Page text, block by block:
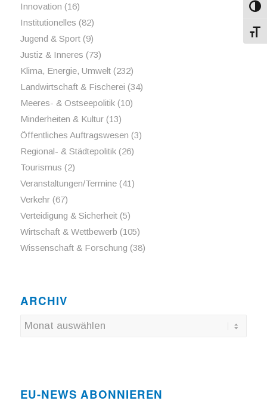
Innovation (16)
Institutionelles (82)
Jugend & Sport(9)
Justiz & Inneres (73)
Klima, Energie, Umwelt(232)
Landwirtschaft & Fischerei (34)
Meeres- & Ostseepolitik(10)
Minderheiten & Kultur(13)
Öffentliches Auftragswesen (3)
Regional- & Städtepolitik(26)
Tourismus (2)
Veranstaltungen/Termine(41)
Verkehr(67)
Verteidigung & Sicherheit(5)
Wirtschaft & Wettbewerb (105)
Wissenschaft & Forschung (38)
ARCHIV
EU-NEWS ABONNIEREN